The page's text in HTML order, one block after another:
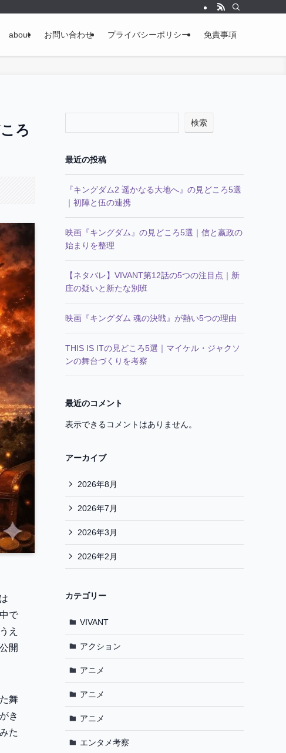
about お問い合わせ プライバシーポリシー 免責事項
ろ
で
え
開
舞
き
た
検索
最近の投稿
『キングダム2 遥かなる大地へ』の見どころ5選
｜初陣と伍の連携
映画『キングダム』の見どころ5選｜信と嬴政の
始まりを整理
【ネタバレ】VIVANT第12話の5つの注目点｜新
庄の疑いと新たな別班
映画『キングダム 魂の決戦』が熱い5つの理由
THIS IS ITの見どころ5選｜マイケル・ジャクソ
ンの舞台づくりを考察
最近のコメント
表示できるコメントはありません。
アーカイブ
2026年8月
2026年7月
2026年3月
2026年2月
カテゴリー
VIVANT
アクション
アニメ
アニメ
アニメ
エンタメ考察